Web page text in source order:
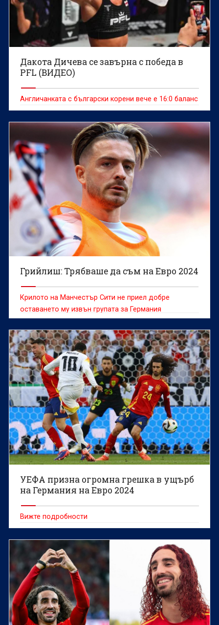
Дакота Дичева се завърна с победа в
PFL (ВИДЕО)
Англичанката с български корени вече е 16:0 баланс
Грийлиш: Трябваше да съм на Евро 2024
Крилото на Манчестър Сити не приел добре
оставането му извън групата за Германия
УЕФА призна огромна грешка в ущърб
на Германия на Евро 2024
Вижте подробности